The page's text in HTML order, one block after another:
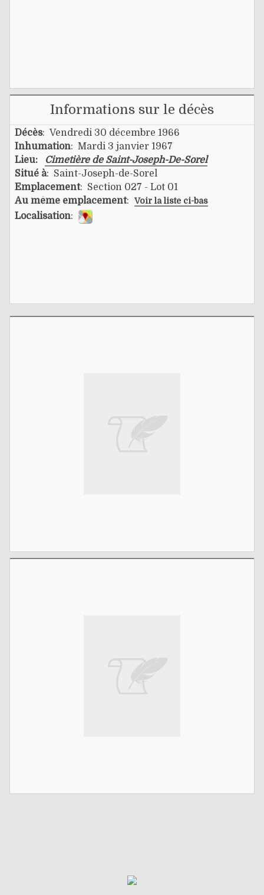
Informations sur le décès
Décès: Vendredi 30 décembre 1966
Inhumation: Mardi 3 janvier 1967
Lieu:
Cimetière de Saint-Joseph-De-Sorel
Situé à: Saint-Joseph-de-Sorel
Emplacement: Section 027 - Lot 01
Au même emplacement: Voir la liste ci-bas
Localisation: